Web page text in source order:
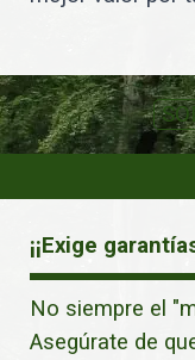
¡¡Exige
No siempre el
Asegúrate de